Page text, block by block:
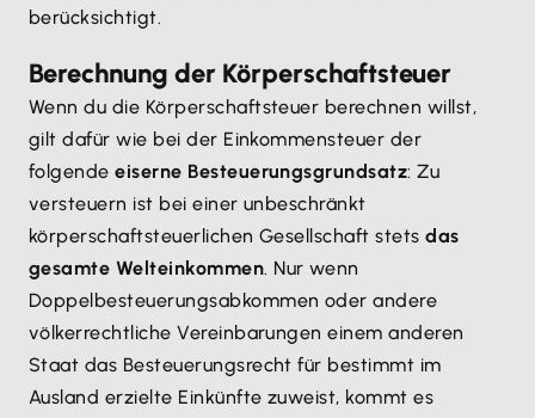
berücksichtigt.
Berechnung der Körperschaftsteuer
Wenn du die Körperschaftsteuer berechnen willst,
gilt dafür wie bei der Einkommensteuer der
folgendeeiserne Besteuerungsgrundsatz: Zu
versteuern ist bei einer unbeschränkt
körperschaftsteuerlichen Gesellschaft stetsdas
gesamte Welteinkommen. Nur wenn
Doppelbesteuerungsabkommen oder andere
völkerrechtliche Vereinbarungen einem anderen
Staat das Besteuerungsrecht für bestimmt im
Ausland erzielte Einkünfte zuweist, kommt es